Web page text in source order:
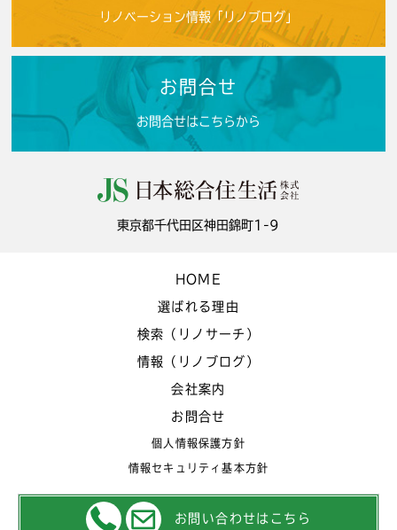
リノベーション情報「リノブログ」
お問合せ
お問合せはこちらから
東京都千代田区神田錦町1-9
HOME
選ばれる理由
検索（リノサーチ）
情報（リノブログ）
会社案内
お問合せ
個人情報保護方針
情報セキュリティ基本方針
お問い合わせはこちら